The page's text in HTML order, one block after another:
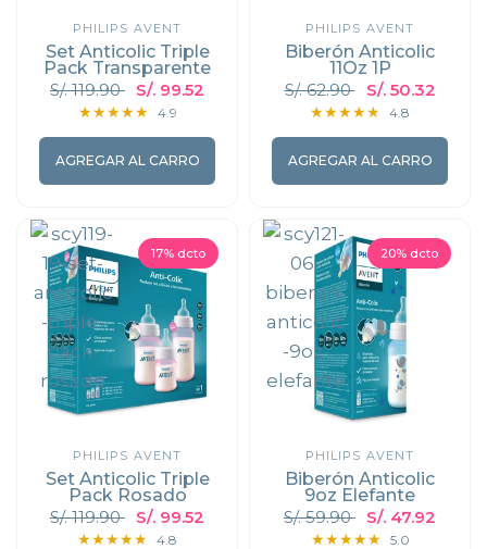
PHILIPS AVENT
Set Anticolic Triple
Pack Transparente
S/. 119.90 S/. 99.52
4.9
AGREGAR AL CARRO
PHILIPS AVENT
Biberón Anticolic
11Oz 1P
S/. 62.90
S/. 50.32
4.8
AGREGAR AL CARRO
17% dcto
PHILIPS AVENT
Set Anticolic Triple
Pack Rosado
S/. 119.90 S/. 99.52
4.8
20% dcto
PHILIPS AVENT
Biberón Anticolic
9oz Elefante
S/. 59.90 S/. 47.92
5.0